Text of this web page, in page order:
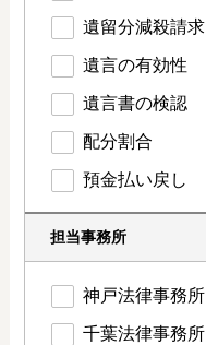
遺留分減殺請求
遺言の有効性
遺言書の検認
配分割合
預金払い戻し
担当事務所
神戸法律事務所
千葉法律事務所